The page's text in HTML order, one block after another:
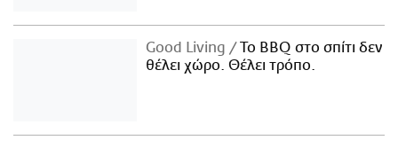
Good Living
Το BBQ στο σπίτι δεν
θέλει χώρο. Θέλει τρόπο.